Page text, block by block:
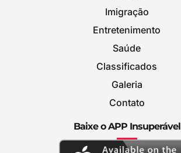
Imigração
Entretenimento
Saúde
Classificados
Galeria
Contato
Baixe o APP Insuperável